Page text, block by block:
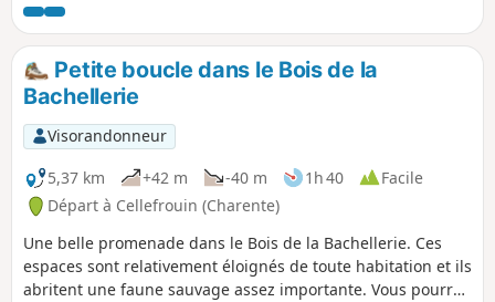
Hameaux, prés et fermes typiques avec
petits élevages de vaches limousines,
bois, étangs et vues dégagées sur les
hauteurs de la commune font le charme
de cette promenade bucolique sur des
routes et sentiers peu empruntés.
Possibilité de réduire de moitié environ
en coupant entre La Malicherie et La
Gouie et en ne faisant que la boucle Est
ou Ouest.
Petite boucle dans le Bois de la
Bachellerie
Visorandonneur
5,37 km
+42 m -40 m 1h 40
Facile
Départ à Cellefrouin (Charente)
Une belle promenade dans le Bois de la Bachellerie. Ces
espaces sont relativement éloignés de toute habitation et ils
abritent une faune sauvage assez importante. Vous pourrez